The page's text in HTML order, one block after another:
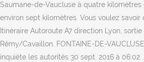
Saumane-de-Vaucluse à quatre
environ sept kilomètres. Vous voulez
Itinéraire Autoroute A7 direction Lyon, sortie
Rémy/Cavaillon. FONTAINE-DE-
inquiète les autorités 30 sept. 2016 à 06:02